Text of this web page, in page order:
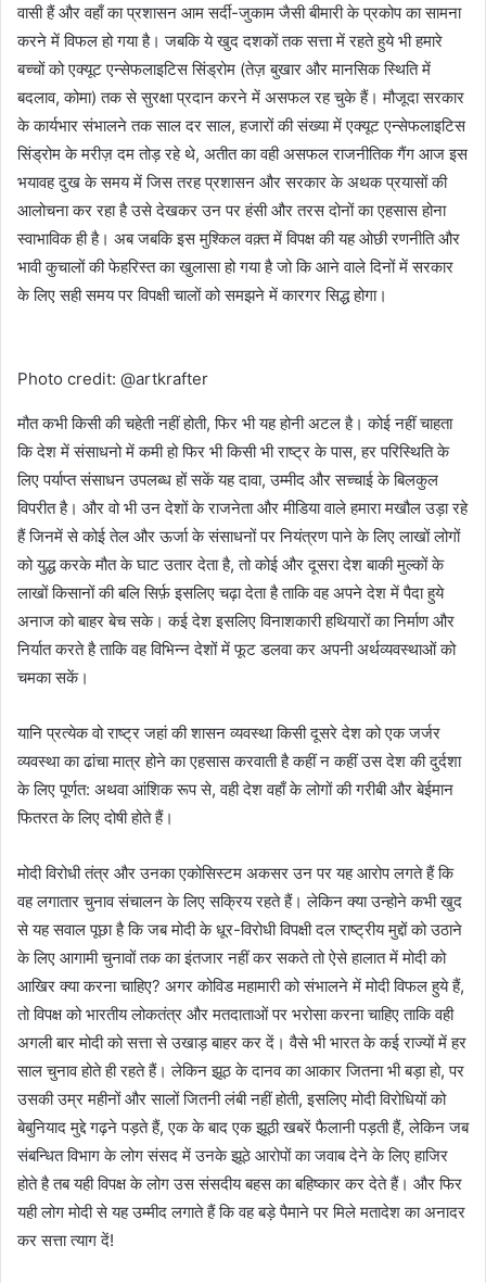
वासी हैं और वहाँ का प्रशासन आम सर्दी-जुकाम जैसी बीमारी के प्रकोप का सामना
करने में विफल हो गया है। जबकि ये खुद दशकों तक सत्ता में रहते हुये भी हमारे
बच्चों को एक्यूट एन्सेफलाइटिस सिंड्रोम (तेज़ बुखार और मानसिक स्थिति में
बदलाव, कोमा) तक से सुरक्षा प्रदान करने में असफल रह चुके हैं। मौजूदा सरकार
के कार्यभार संभालने तक साल दर साल, हजारों की संख्या में एक्यूट एन्सेफलाइटिस
सिंड्रोम के मरीज़ दम तोड़ रहे थे, अतीत का वही असफल राजनीतिक गैंग आज इस
भयावह दुख के समय में जिस तरह प्रशासन और सरकार के अथक प्रयासों की
आलोचना कर रहा है उसे देखकर उन पर हंसी और तरस दोनों का एहसास होना
स्वाभाविक ही है। अब जबकि इस मुश्किल वक़्त में विपक्ष की यह ओछी रणनीति और
भावी कुचालों की फेहरिस्त का खुलासा हो गया है जो कि आने वाले दिनों में सरकार
के लिए सही समय पर विपक्षी चालों को समझने में कारगर सिद्ध होगा।
Photo credit: @artkrafter
मौत कभी किसी की चहेती नहीं होती, फिर भी यह होनी अटल है। कोई नहीं चाहता
कि देश में संसाधनो में कमी हो फिर भी किसी भी राष्ट्र के पास, हर परिस्थिति के
लिए पर्याप्त संसाधन उपलब्ध हों सकें यह दावा, उम्मीद और सच्चाई के बिलकुल
विपरीत है। और वो भी उन देशों के राजनेता और मीडिया वाले हमारा मखौल उड़ा रहे
हैं जिनमें से कोई तेल और ऊर्जा के संसाधनों पर नियंत्रण पाने के लिए लाखों लोगों
को युद्ध करके मौत के घाट उतार देता है, तो कोई और दूसरा देश बाकी मुल्कों के
लाखों किसानों की बलि सिर्फ़ इसलिए चढ़ा देता है ताकि वह अपने देश में पैदा हुये
अनाज को बाहर बेच सके। कई देश इसलिए विनाशकारी हथियारों का निर्माण और
निर्यात करते है ताकि वह विभिन्न देशों में फूट डलवा कर अपनी अर्थव्यवस्थाओं को
चमका सकें।
यानि प्रत्येक वो राष्ट्र जहां की शासन व्यवस्था किसी दूसरे देश को एक जर्जर
व्यवस्था का ढांचा मात्र होने का एहसास करवाती है कहीं न कहीं उस देश की दुर्दशा
के लिए पूर्णत: अथवा आंशिक रूप से, वही देश वहाँ के लोगों की गरीबी और बेईमान
फितरत के लिए दोषी होते हैं।
मोदी विरोधी तंत्र और उनका एकोसिस्टम अकसर उन पर यह आरोप लगते हैं कि
वह लगातार चुनाव संचालन के लिए सक्रिय रहते हैं। लेकिन क्या उन्होने कभी खुद
से यह सवाल पूछा है कि जब मोदी के धूर-विरोधी विपक्षी दल राष्ट्रीय मुद्दों को उठाने
के लिए आगामी चुनावों तक का इंतजार नहीं कर सकते तो ऐसे हालात में मोदी को
आखिर क्या करना चाहिए? अगर कोविड महामारी को संभालने में मोदी विफल हुये हैं,
तो विपक्ष को भारतीय लोकतंत्र और मतदाताओं पर भरोसा करना चाहिए ताकि वही
अगली बार मोदी को सत्ता से उखाड़ बाहर कर दें। वैसे भी भारत के कई राज्यों में हर
साल चुनाव होते ही रहते हैं। लेकिन झूठ के दानव का आकार जितना भी बड़ा हो, पर
उसकी उम्र महीनों और सालों जितनी लंबी नहीं होती, इसलिए मोदी विरोधियों को
बेबुनियाद मुद्दे गढ़ने पड़ते हैं, एक के बाद एक झूठी खबरें फैलानी पड़ती हैं, लेकिन जब
संबन्धित विभाग के लोग संसद में उनके झूठे आरोपों का जवाब देने के लिए हाजिर
होते है तब यही विपक्ष के लोग उस संसदीय बहस का बहिष्कार कर देते हैं। और फिर
यही लोग मोदी से यह उम्मीद लगाते हैं कि वह बड़े पैमाने पर मिले मतादेश का अनादर
कर सत्ता त्याग दें!